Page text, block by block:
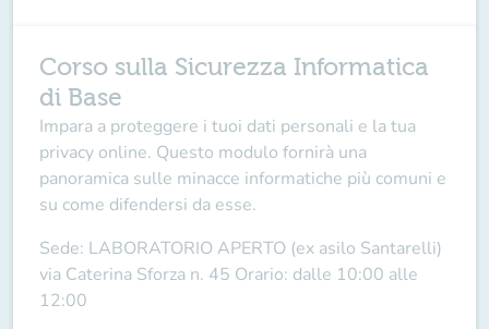
Corso sulla Sicurezza Informatica
di Base
Impara a proteggere i tuoi dati personali e la tua
privacy online. Questo modulo fornirà una
panoramica sulle minacce informatiche più comuni e
su come difendersi da esse.
Sede: LABORATORIO APERTO (ex asilo Santarelli)
via Caterina Sforza n. 45 Orario: dalle 10:00 alle
12:00